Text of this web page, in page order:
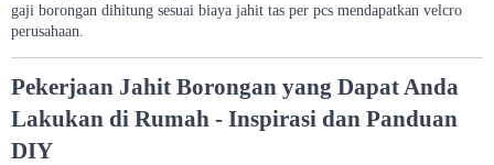
gaji borongan dihitung sesuai biaya jahit tas per pcs mendapatkan velcro
perusahaan.
Pekerjaan Jahit Borongan yang Dapat Anda
Lakukan di Rumah - Inspirasi dan Panduan
DIY